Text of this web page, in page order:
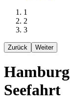
1
2
3
Zurück Weiter
Seefahrt